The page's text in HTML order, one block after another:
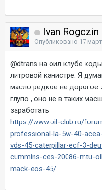
Ivan Rogozin
Опубликовано 17
@dtrans на оил клубе
литровой канистре. Я
масло редкое не дорогое
глупо , оно не в таких
заработать
https://www.oil-club.ru/
professional-la-5w-40-
vds-45-caterpillar-ecf-3-
cummins-ces-20086-mtu-
mack-eos-45/